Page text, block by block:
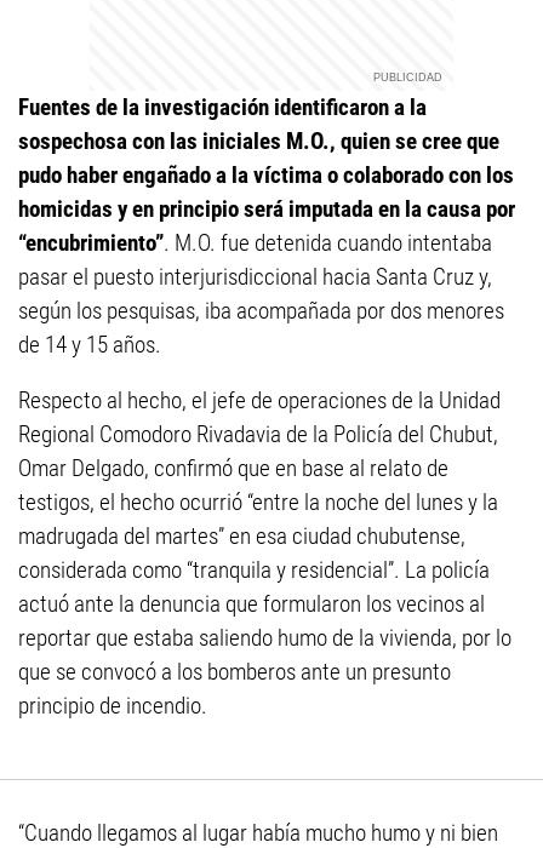
Fuentes de la investigación identificaron a la
sospechosa con las iniciales M.O., quien se cree que
pudo haber engañado a la víctima o colaborado con los
homicidas y en principio será imputada en la causa por
“encubrimiento”. M.O. fue detenida cuando intentaba
pasar el puesto interjurisdiccional hacia Santa Cruz y,
según los pesquisas, iba acompañada por dos menores
de 14 y 15 años.
Respecto al hecho, el jefe de operaciones de la Unidad
Regional Comodoro Rivadavia de la Policía del Chubut,
Omar Delgado, confirmó que en base al relato de
testigos, el hecho ocurrió “entre la noche del lunes y la
madrugada del martes” en esa ciudad chubutense,
considerada como “tranquila y residencial”. La policía
actuó ante la denuncia que formularon los vecinos al
reportar que estaba saliendo humo de la vivienda, por lo
que se convocó a los bomberos ante un presunto
principio de incendio.
“Cuando llegamos al lugar había mucho humo y ni bien